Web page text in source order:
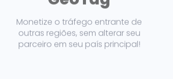
Monetize o tráfego entrante de
outras regiões, sem alterar seu
parceiro em seu país principal!